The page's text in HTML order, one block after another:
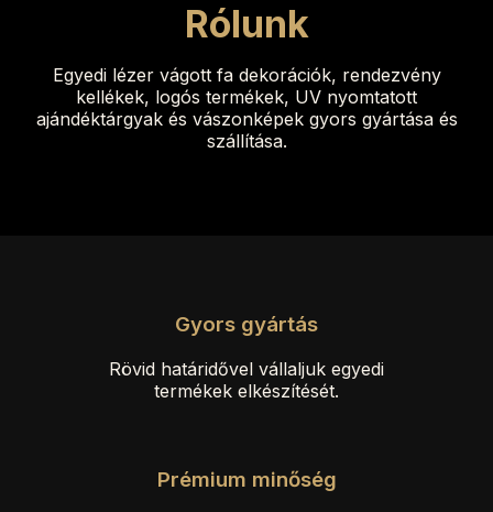
Rólunk
Egyedi lézer vágott fa dekorációk, rendezvény
kellékek, logós termékek, UV nyomtatott
ajándéktárgyak és vászonképek gyors gyártása és
szállítása.
Gyors gyártás
Rövid határidővel vállaljuk egyedi
termékek elkészítését.
Prémium minőség